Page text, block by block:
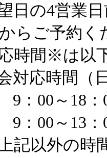
日の4営業
らご予約く
時間※は以
応時間（
00～18：
13：00
外の時間